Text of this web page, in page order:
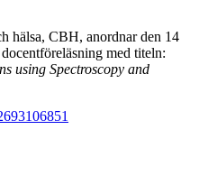
hälsa, CBH, anordnar den 14
med titeln:
using Spectroscopy and